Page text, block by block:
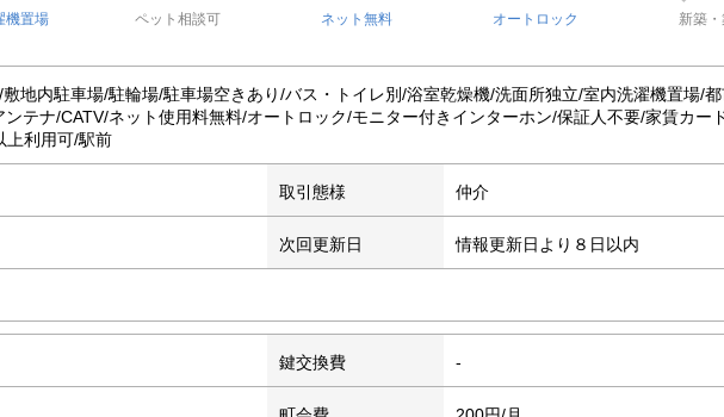
機置場 ペット相談可 ネット無料 オートロック 新築
地内駐車場/駐輪場/駐車場空きあり/バス・トイレ別/浴室乾燥機/洗面所独立/室内洗濯機置場/
テナ/CATV/ネット使用料無料/オートロック/モニター付きインターホン/保証人不要/家賃カー
上利用可/駅前
取引態様 仲介
次回更新日 情報更新日より８日以内
鍵交換費 -